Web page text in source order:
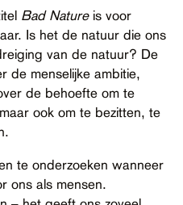
Bad Nature is voor
Is het de natuur die ons
van de natuur? De
de menselijke ambitie,
de behoefte om te
ook om te bezitten, te
te onderzoeken wanneer
ons als mensen.